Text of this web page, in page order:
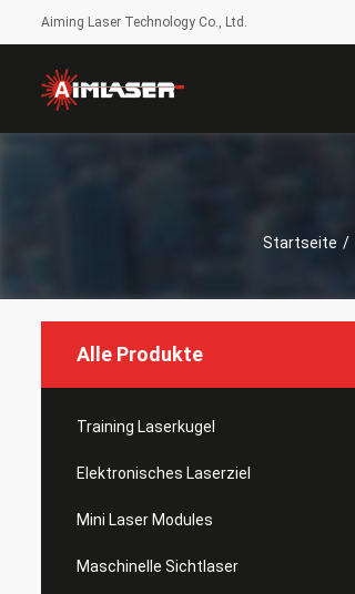
Aiming Laser Technology Co., Ltd.
Startseite /
Alle Produkte
Training Laserkugel
Elektronisches Laserziel
Mini Laser Modules
Maschinelle Sichtlaser